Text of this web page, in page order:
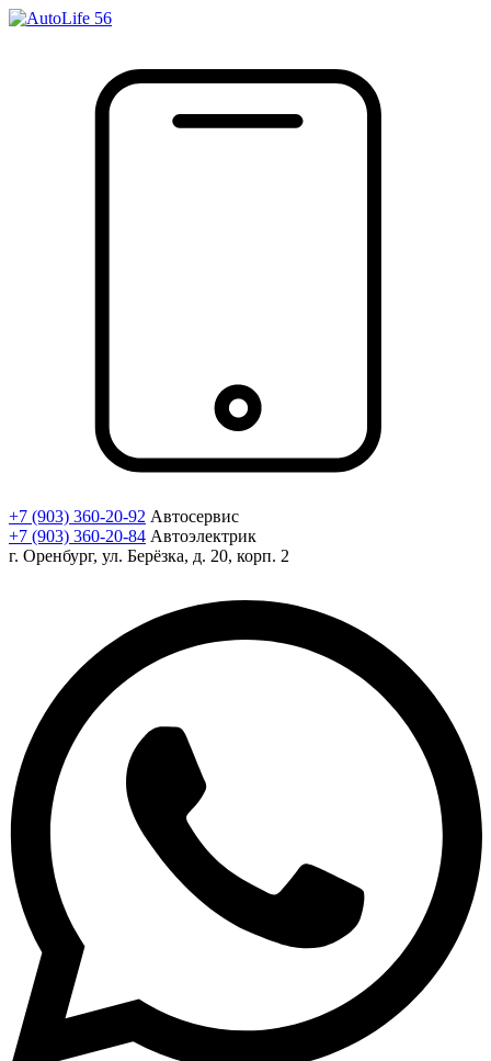
+7 (903) 360-20-92 Автосервис
+7 (903) 360-20-84 Автоэлектрик
г. Оренбург, ул. Берёзка, д. 20, корп. 2